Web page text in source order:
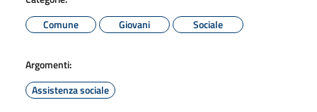
Comune
Giovani Sociale
Argomenti:
Assistenza sociale